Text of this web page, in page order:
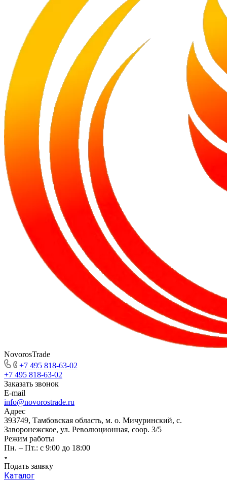
NovorosTrade
+7 495 818-63-02
+7 495 818-63-02
Заказать звонок
E-mail
info@novorostrade.ru
Адрес
393749, Тамбовская область, м. о. Мичуринский, с.
Заворонежское, ул. Революционная, соор. 3/5
Режим работы
Пн. – Пт.: с 9:00 до 18:00
Подать заявку
Каталог